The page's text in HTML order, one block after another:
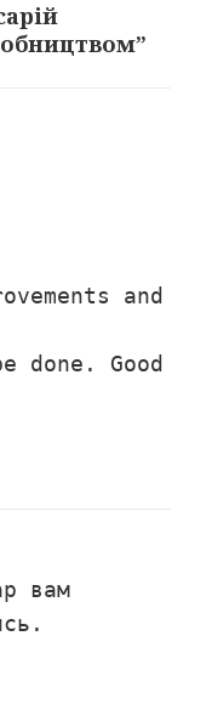
and
Good
вам
.